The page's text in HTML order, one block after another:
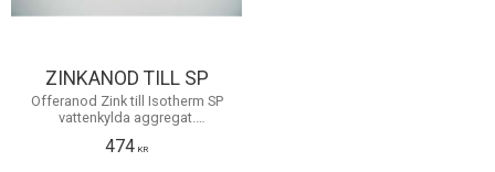
ZINKANOD TILL SP
Offeranod Zink till Isotherm SP
vattenkylda aggregat.
regelbundet
474 KR